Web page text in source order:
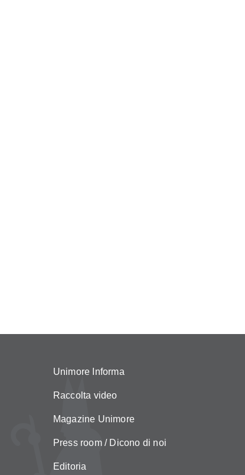
Unimore Informa
Raccolta video
Magazine Unimore
Press room / Dicono di noi
Editoria